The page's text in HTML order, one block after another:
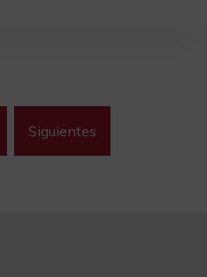
Paginación
de
Siguientes